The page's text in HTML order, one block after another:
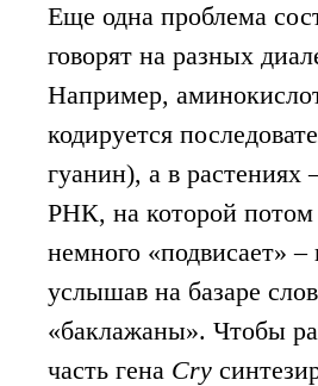
Еще одна проблема
говорят на разных
Например,
кодируется
гуанин), а в растениях
РНК, на которой потом
немного «подвисает»
услышав на базаре
«баклажаны». Чтобы
часть гена Cry